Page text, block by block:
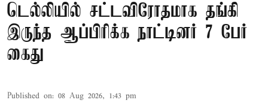
டெல்லியில் சட்டவிரோதமாக தங்கி
இருந்த ஆப்பிரிக்க நாட்டினர் 7 பேர்
கைது
Published on: 08 Aug 2026, 1:43 pm